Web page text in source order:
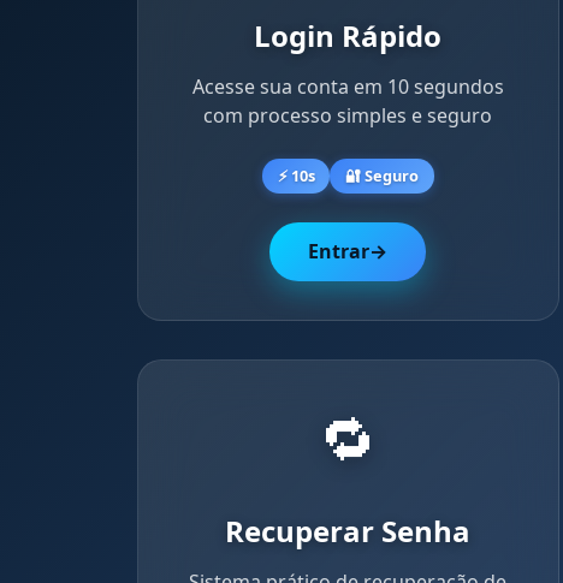
Login Rápido
Acesse sua conta em 10 segundos
com processo simples e seguro
⚡ 10s 🔐 Seguro
Entrar→
🔁
Recuperar Senha